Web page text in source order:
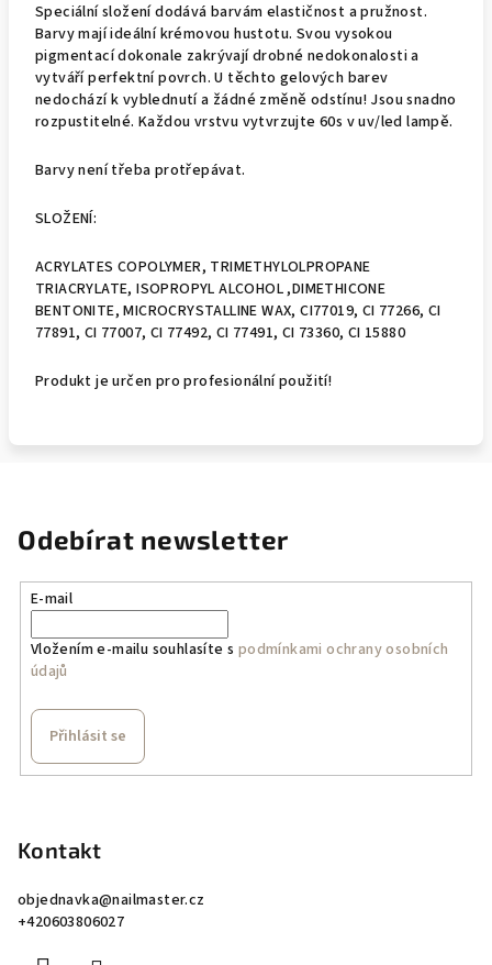
Speciální složení dodává barvám elastičnost a pružnost.
Barvy mají ideální krémovou hustotu. Svou vysokou
pigmentací dokonale zakrývají drobné nedokonalosti a
vytváří perfektní povrch. U těchto gelových barev
nedochází k vyblednutí a žádné změně odstínu! Jsou snadno
rozpustitelné. Každou vrstvu vytvrzujte 60s v uv/led lampě.
Barvy není třeba protřepávat.
SLOŽENÍ:
ACRYLATES COPOLYMER, TRIMETHYLOLPROPANE
TRIACRYLATE, ISOPROPYL ALCOHOL ,DIMETHICONE
BENTONITE, MICROCRYSTALLINE WAX, CI77019, CI 77266, CI
77891, CI 77007, CI 77492, CI 77491, CI 73360, CI 15880
Produkt je určen pro profesionální použití!
Odebírat newsletter
E-mail
Vložením e-mailu souhlasíte s podmínkami ochrany osobních
údajů
Přihlásit se
Kontakt
objednavka@nailmaster.cz
+420603806027